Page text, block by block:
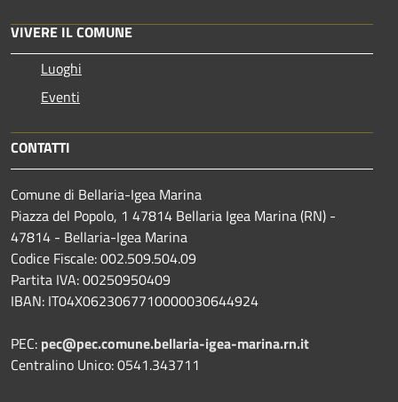
VIVERE IL COMUNE
Luoghi
Eventi
CONTATTI
Comune di Bellaria-Igea Marina
Piazza del Popolo, 1 47814 Bellaria Igea Marina (RN) -
47814 - Bellaria-Igea Marina
Codice Fiscale: 002.509.504.09
Partita IVA: 00250950409
IBAN: IT04X0623067710000030644924
PEC: pec@pec.comune.bellaria-igea-marina.rn.it
Centralino Unico: 0541.343711